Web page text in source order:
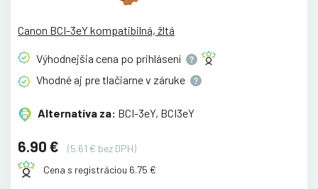
Canon BCI-3eY kompatibilná, žltá
Výhodnejšia cena po prihlásení
Vhodné aj pre tlačiarne v záruke
Alternatíva za: BCI-3eY, BCI3eY
6.90 €
(5.61 € bez DPH)
Cena s registráciou 6.75 €